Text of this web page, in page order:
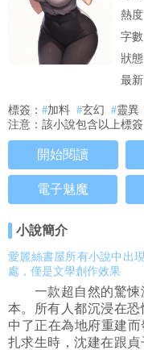
熱
字
狀
最新
標簽： #加料 #玄幻 #靈異
注意：該小說包含以上標
開始閱讀
電子魅魔
小說簡介
愛麗絲書屋所有小說中出
處，僅是文學創作效果
一款超自然的驚悚
本。所有人都沉浸在
中了正在為地府重建
扎求生時，沈建在跟